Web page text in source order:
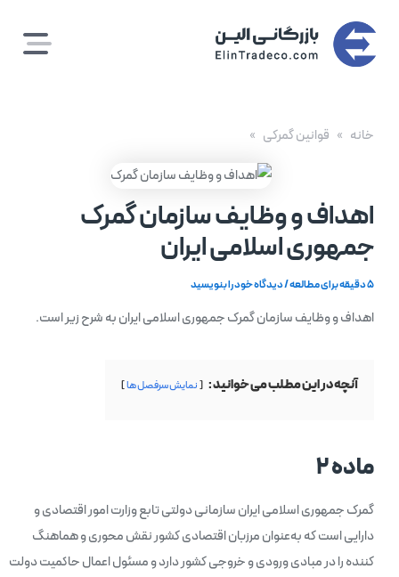
خانه قوانین گمرکی
اهداف و وظایف سازمان گمرک
جمهوری اسلامی ایران
5 دقیقه برای مطالعه /دیدگاه‌ خود را بنویسید
اهداف و وظایف سازمان گمرک جمهوری اسلامی ایران به شرح زیر است.
آنچه در این مطلب می خوانید : نمایش سرفصل ها
ماده ۲
گمرک جمهوری اسلامی ایران سازمانی دولتی تابع وزارت امور اقتصادی و
دارایی است که به‌عنوان مرزبان اقتصادی کشور نقش محوری و هماهنگ‌
کننده را در مبادی ورودی و خروجی کشور دارد و مسئول اعمال حاکمیت دولت